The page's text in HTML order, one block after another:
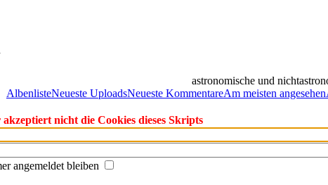
astronomische und
AlbenlisteNeueste UploadsNeueste KommentareAm meisten angesehen
nicht die Cookies dieses Skripts
angemeldet bleiben